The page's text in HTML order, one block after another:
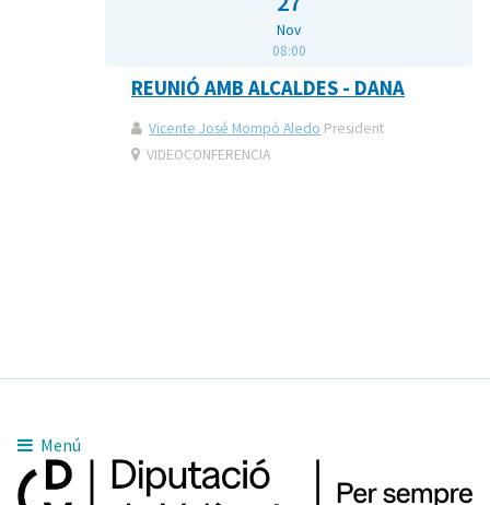
Nov
08:00
REUNIÓ AMB ALCALDES - DANA
Vicente José Mompó Aledo President
VIDEOCONFERENCIA
Menú